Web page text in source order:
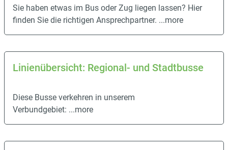
Sie haben etwas im Bus oder Zug liegen lassen? Hier
finden Sie die richtigen Ansprechpartner. ...more
Linienübersicht: Regional- und Stadtbusse
Diese Busse verkehren in unserem
Verbundgebiet: ...more